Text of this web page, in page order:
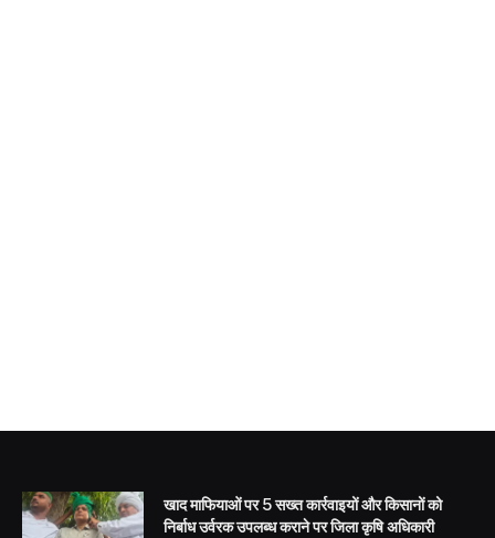
खाद माफियाओं पर 5 सख्त कार्रवाइयों और किसानों को
निर्बाध उर्वरक उपलब्ध कराने पर जिला कृषि अधिकारी